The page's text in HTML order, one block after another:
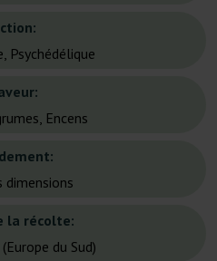
Psychédélique
Encens
dimensions
la récolte:
du Sud)